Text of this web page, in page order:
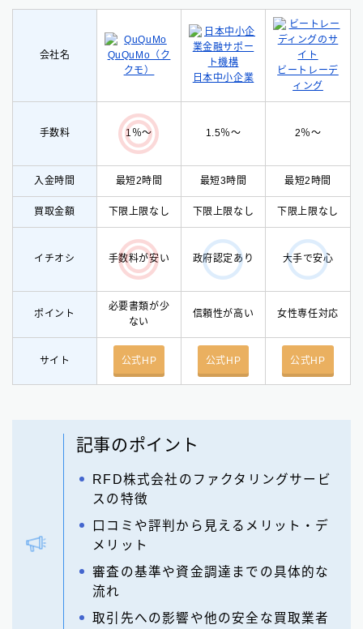
会社名
QuQuMo（ク
クモ）
日本中小企業
ビートレーデ
ィング
手数料 1％〜 1.5％〜 2％〜
入金時間 最短2時間 最短3時間 最短2時間
買取金額 下限上限なし 下限上限なし 下限上限なし
イチオシ 手数料が安い 政府認定あり 大手で安心
ポイント
必要書類が少
ない
信頼性が高い 女性専任対応
サイト 公式HP 公式HP 公式HP
記事のポイント
RFD株式会社のファクタリングサービ
スの特徴
口コミや評判から見えるメリット・デ
メリット
審査の基準や資金調達までの具体的な
流れ
取引先への影響や他の安全な買取業者